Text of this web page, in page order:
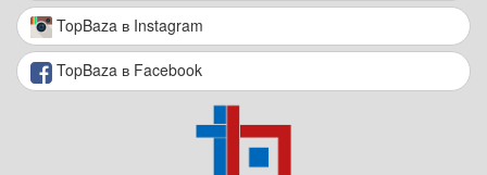
TopBaza в Instagram
TopBaza в Facebook